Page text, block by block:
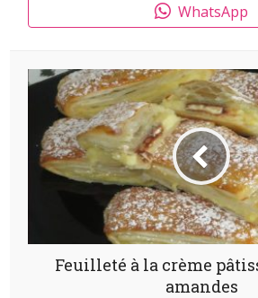
WhatsApp
Feuilleté à la crème
amandes